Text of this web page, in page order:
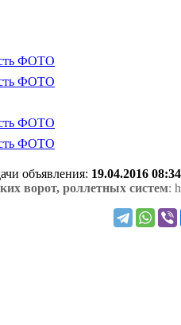
объявления: 19.04.2016
ворот, роллетных систем: